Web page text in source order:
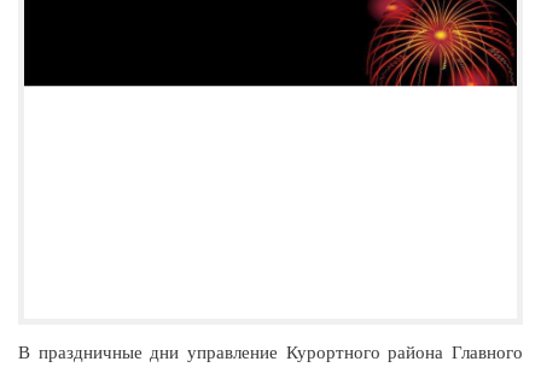
В праздничные дни управление Курортного района Главного